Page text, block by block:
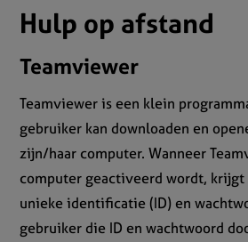
Hulp op afstand
Teamviewer
Teamviewer is een klein
gebruiker kan downloaden en
zijn/haar computer. Wanneer
computer geactiveerd wordt, krijgt
unieke identificatie (ID) en
gebruiker die ID en wachtwoord